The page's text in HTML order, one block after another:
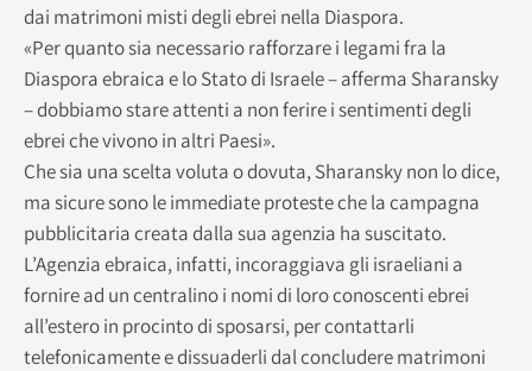
dai matrimoni misti degli ebrei nella Diaspora.
«Per quanto sia necessario rafforzare i legami fra la
Diaspora ebraica e lo Stato di Israele – afferma Sharansky
– dobbiamo stare attenti a non ferire i sentimenti degli
ebrei che vivono in altri Paesi».
Che sia una scelta voluta o dovuta, Sharansky non lo dice,
ma sicure sono le immediate proteste che la campagna
pubblicitaria creata dalla sua agenzia ha suscitato.
L’Agenzia ebraica, infatti, incoraggiava gli israeliani a
fornire ad un centralino i nomi di loro conoscenti ebrei
all’estero in procinto di sposarsi, per contattarli
telefonicamente e dissuaderli dal concludere matrimoni